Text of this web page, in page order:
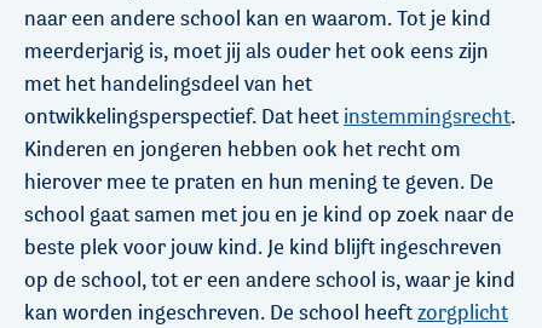
naar een andere school kan en waarom. Tot je kind
meerderjarig is, moet jij als ouder het ook eens zijn
met het handelingsdeel van het
ontwikkelingsperspectief. Dat heet instemmingsrecht.
Kinderen en jongeren hebben ook het recht om
hierover mee te praten en hun mening te geven. De
school gaat samen met jou en je kind op zoek naar de
beste plek voor jouw kind. Je kind blijft ingeschreven
op de school, tot er een andere school is, waar je kind
kan worden ingeschreven. De school heeftzorgplicht